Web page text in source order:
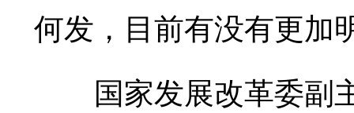
何发，目前有没有更加
国家发展改革委副